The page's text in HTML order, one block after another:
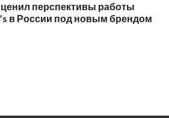
перспективы работы
в России под новым брендом